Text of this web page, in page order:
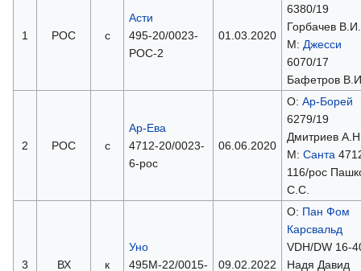
1 РОС с
Асти
495-20/0023-
РОС-2
01.03.2020
6380/19
Горбачев В.И.
М: Джесси
6070/17
Бафетров
2 РОС с
Ар-Ева
4712-20/0023-
6-рос
06.06.2020
О: Ар-Борей
6279/19
Дмитриев
М: Санта
116/рос
С.С.
3 ВХ к
Уно
495М-22/0015-
09.02.2022
О: Пан Фом
Карсвальд
VDH/DW 16-
Надя Давид